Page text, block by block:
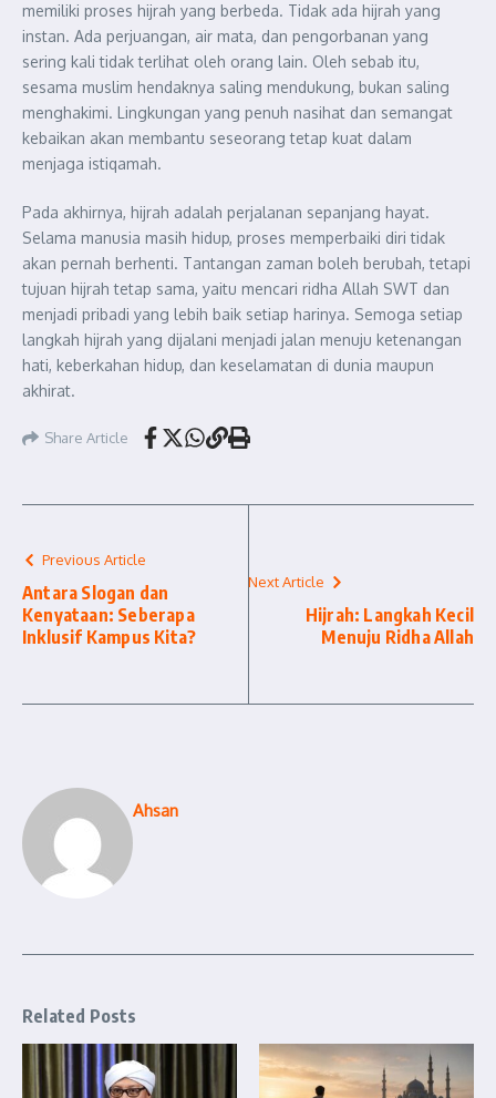
memiliki proses hijrah yang berbeda. Tidak ada hijrah yang
instan. Ada perjuangan, air mata, dan pengorbanan yang
sering kali tidak terlihat oleh orang lain. Oleh sebab itu,
sesama muslim hendaknya saling mendukung, bukan saling
menghakimi. Lingkungan yang penuh nasihat dan semangat
kebaikan akan membantu seseorang tetap kuat dalam
menjaga istiqamah.
Pada akhirnya, hijrah adalah perjalanan sepanjang hayat.
Selama manusia masih hidup, proses memperbaiki diri tidak
akan pernah berhenti. Tantangan zaman boleh berubah, tetapi
tujuan hijrah tetap sama, yaitu mencari ridha Allah SWT dan
menjadi pribadi yang lebih baik setiap harinya. Semoga setiap
langkah hijrah yang dijalani menjadi jalan menuju ketenangan
hati, keberkahan hidup, dan keselamatan di dunia maupun
akhirat.
Share Article
Previous Article
Antara Slogan dan
Kenyataan: Seberapa
Inklusif Kampus Kita?
Next Article
Hijrah: Langkah Kecil
Menuju Ridha Allah
Ahsan
Related Posts